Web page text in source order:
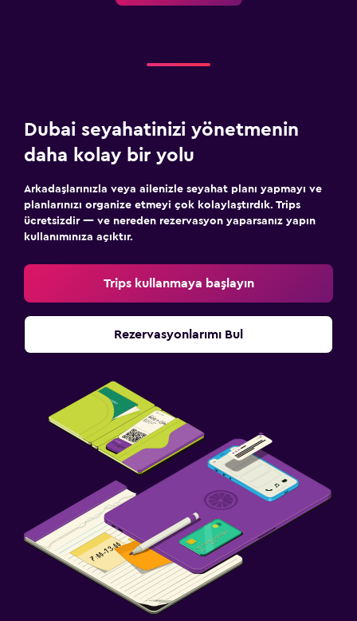
Ortak alanlarda CCTV
Tesis dışında CCTV
İlk yardım seti
Dış alan
Dış mekan mobilyası
Teras/Veranda
Plaj sandalyesi
Balkon
Bebek yatağı
Çoçuk havuzu
Çocuk bakıcılığı/çocuk hizmetleri (ücretli)
Park ve ulaşım
Ücretsiz otopark
Shuttle servisi (ücretsiz)
Dubai seyahatinizi yönetmenin
daha kolay bir yolu
Arkadaşlarınızla veya ailenizle seyahat planı yapmayı ve
planlarınızı organize etmeyi çok kolaylaştırdık. Trips
ücretsizdir — ve nereden rezervasyon yaparsanız yapın
kullanımınıza açıktır.
Trips kullanmaya başlayın
Rezervasyonlarımı Bul